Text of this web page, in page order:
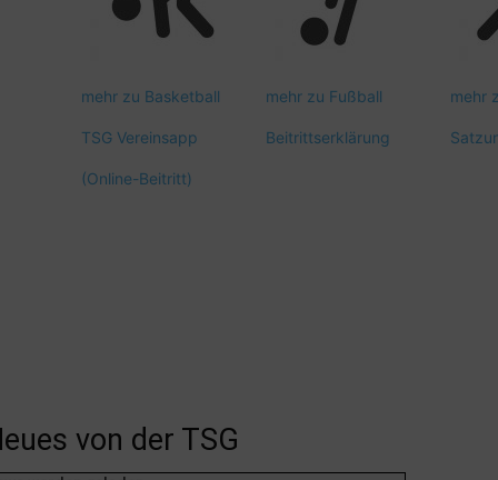
mehr zu Basketball mehr zu Fußball mehr
TSG Vereinsapp Beitrittserklärung
(Online-Beitritt)
von der TSG